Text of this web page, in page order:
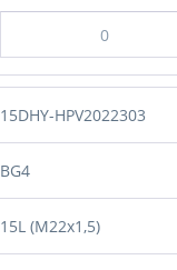
15DHY-HPV2022303
BG4
15L (M22x1,5)